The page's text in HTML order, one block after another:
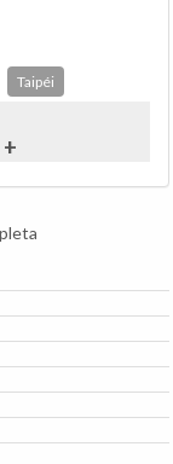
Taipéi